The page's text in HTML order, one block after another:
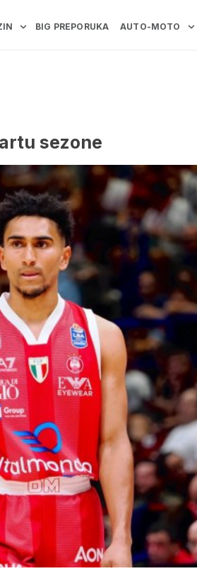
BIG PREPORUKA AUTO-MOTO
sezone